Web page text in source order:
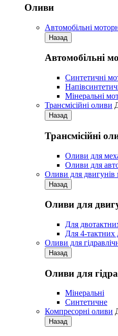
Оливи
Автомобільні
Назад
Автомобільні
Синтетичні
Мінеральні
Трансмісійні оливи
Назад
Трансмісійні
Оливи для
Оливи для
Оливи для двигунів
Назад
Оливи для
Для
Для 4-тактних
Оливи для
Назад
Оливи для
Мінеральні
Синтетичне
Компресорні оливи
Назад